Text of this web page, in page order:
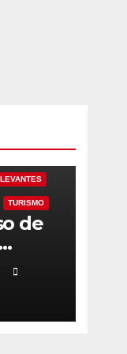
TURISMO
de
Plan